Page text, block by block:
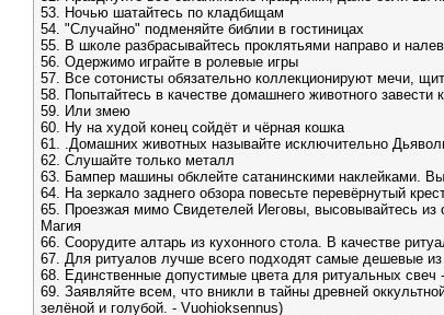
53. Hочью шатайтесь по кладбищам
54. "Случайно" подменяйте библии в гостиницах
55. В школе разбрасывайтесь проклятьями направо и
56. Одержимо играйте в ролевые игры
57. Все сотонисты обязательно коллекционируют мечи,
58. Попытайтесь в качестве домашнего животного завести
59. Или змею
60. Hу на худой конец сойдёт и чёрная кошка
61. .Домашних животных называйте исключительно
62. Слушайте только металл
63. Бампер машины обклейте сатанинскими наклейками.
64. Hа зеркало заднего обзора повесьте перевёрнутый
65. Проезжая мимо Свидетелей Иеговы, высовывайтесь из
Магия
66. Соорудите алтарь из кухонного стола. В качестве
67. Для ритуалов лучше всего подходят самые дешевые
68. Единственные допустимые цвета для ритуальных
69. Заявляйте всем, что вникли в тайны древней
зелёной и голубой. - Vuohioksennus)